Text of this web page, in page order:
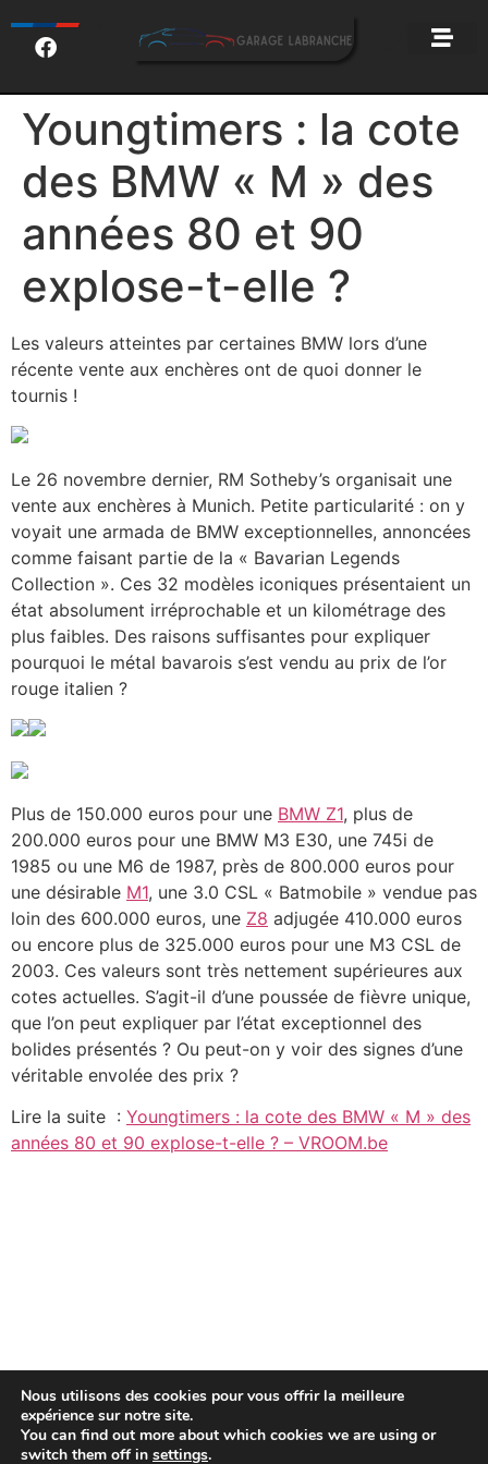
Youngtimers : la cote
des BMW « M » des
années 80 et 90
explose-t-elle ?
Les valeurs atteintes par certaines BMW lors d’une
récente vente aux enchères ont de quoi donner le
tournis !
Le 26 novembre dernier, RM Sotheby’s organisait une
vente aux enchères à Munich. Petite particularité : on y
voyait une armada de BMW exceptionnelles, annoncées
comme faisant partie de la « Bavarian Legends
Collection ». Ces 32 modèles iconiques présentaient un
état absolument irréprochable et un kilométrage des
plus faibles. Des raisons suffisantes pour expliquer
pourquoi le métal bavarois s’est vendu au prix de l’or
rouge italien ?
Plus de 150.000 euros pour une BMW Z1, plus de
200.000 euros pour une BMW M3 E30, une 745i de
1985 ou une M6 de 1987, près de 800.000 euros pour
une désirable M1, une 3.0 CSL « Batmobile » vendue pas
loin des 600.000 euros, une Z8 adjugée 410.000 euros
ou encore plus de 325.000 euros pour une M3 CSL de
2003. Ces valeurs sont très nettement supérieures aux
cotes actuelles. S’agit-il d’une poussée de fièvre unique,
que l’on peut expliquer par l’état exceptionnel des
bolides présentés ? Ou peut-on y voir des signes d’une
véritable envolée des prix ?
Lire la suite : Youngtimers : la cote des BMW « M » des
années 80 et 90 explose-t-elle ? – VROOM.be
Nous utilisons des cookies pour vous offrir la meilleure
expérience sur notre site.
You can find out more about which cookies we are using or
switch them off in settings.